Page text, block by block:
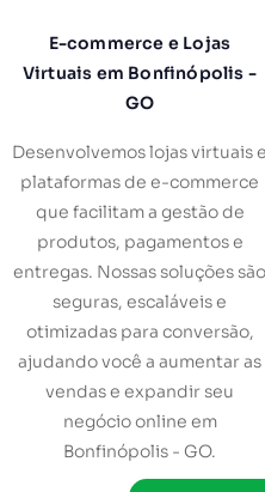
E-commerce e Lojas
Virtuais em Bonfinópolis -
GO
Desenvolvemos lojas virtuais e
plataformas de e-commerce
que facilitam a gestão de
produtos, pagamentos e
entregas. Nossas soluções são
seguras, escaláveis e
otimizadas para conversão,
ajudando você a aumentar as
vendas e expandir seu
negócio online em
Bonfinópolis - GO.